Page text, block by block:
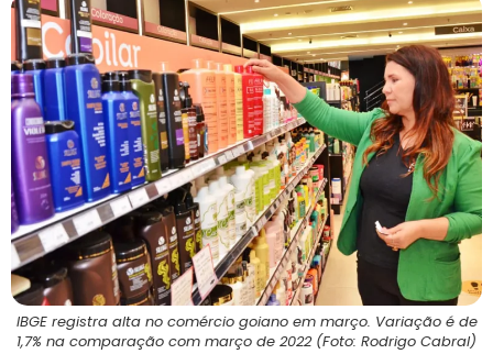
IBGE registra alta no comércio goiano em março. Variação é de
1,7% na comparação com março de 2022 (Foto: Rodrigo Cabral)